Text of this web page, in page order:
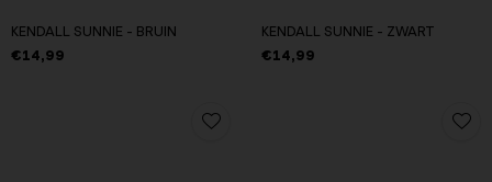
KENDALL SUNNIE - BRUIN
€14,99
KENDALL SUNNIE - ZWART
€14,99